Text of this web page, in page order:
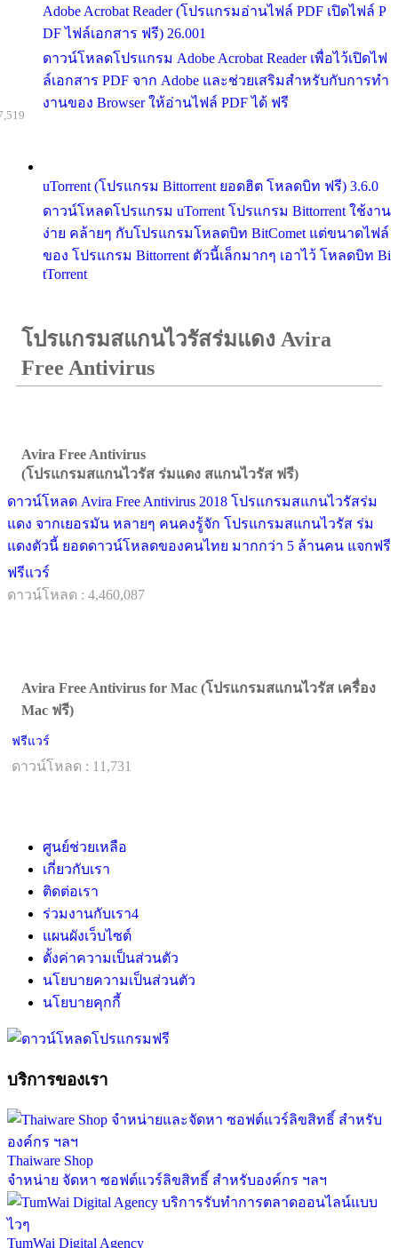
Adobe Acrobat Reader (โปรแกรมอ่านไฟล์ PDF เปิดไฟล์ P
DF ไฟล์เอกสาร ฟรี) 26.001
ดาวน์โหลดโปรแกรม Adobe Acrobat Reader เพื่อไว้เปิดไฟ
ล์เอกสาร PDF จาก Adobe และช่วยเสริมสำหรับกับการทำ
งานของ Browser ให้อ่านไฟล์ PDF ได้ ฟรี
uTorrent (โปรแกรม Bittorrent ยอดฮิต โหลดบิท ฟรี) 3.6.0
ดาวน์โหลดโปรแกรม uTorrent โปรแกรม Bittorrent ใช้งาน
ง่าย คล้ายๆ กับโปรแกรมโหลดบิท BitComet แต่ขนาดไฟล์
ของ โปรแกรม Bittorrent ตัวนี้เล็กมากๆ เอาไว้ โหลดบิท Bi
tTorrent
โปรแกรมสแกนไวรัสร่มแดง Avira
Free Antivirus
Avira Free Antivirus
(โปรแกรมสแกนไวรัส ร่มแดง สแกนไวรัส ฟรี)
ดาวน์โหลด Avira Free Antivirus 2018 โปรแกรมสแกนไวรัสร่ม
แดง จากเยอรมัน หลายๆ คนคงรู้จัก โปรแกรมสแกนไวรัส ร่ม
แดงตัวนี้ ยอดดาวน์โหลดของคนไทย มากกว่า 5 ล้านคน แจกฟรี
ฟรีแวร์
ดาวน์โหลด : 4,460,087
Avira Free Antivirus for Mac (โปรแกรมสแกนไวรัส เครื่อง
Mac ฟรี)
ฟรีแวร์
ดาวน์โหลด : 11,731
ศูนย์ช่วยเหลือ
เกี่ยวกับเรา
ติดต่อเรา
ร่วมงานกับเรา4
แผนผังเว็บไซต์
ตั้งค่าความเป็นส่วนตัว
นโยบายความเป็นส่วนตัว
นโยบายคุกกี้
บริการของเรา
Thaiware Shop
จำหน่าย จัดหา ซอฟต์แวร์ลิขสิทธิ์ สำหรับองค์กร ฯลฯ
TumWai Digital Agency